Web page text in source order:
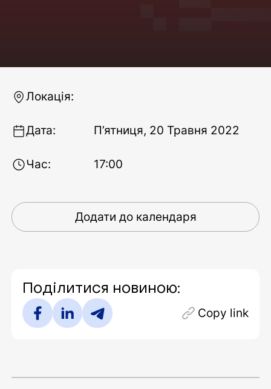
Локація:
Дата: П’ятниця, 20 Травня 2022
Час: 17:00
Додати до календаря
Поділитися новиною:
Copy link